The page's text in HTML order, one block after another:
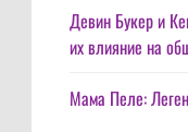
Девин Букер и
их влияние на
Мама Пеле: